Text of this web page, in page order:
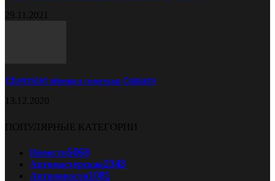
29.11.2021
Chevrolet обновил спорткар Camaro
13.12.2020
ПОПУЛЯРНЫЕ КАТЕГОРИИ
Новости5068
Автомастерская2343
Автоновости1081